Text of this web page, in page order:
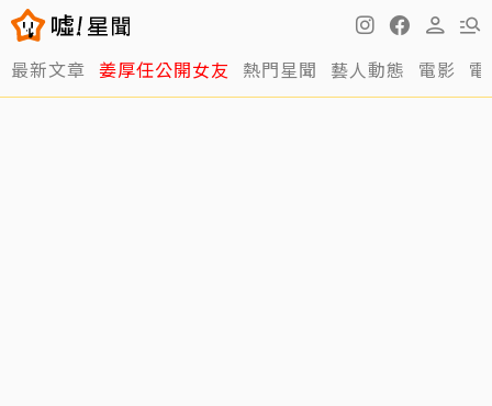
最新文章 姜厚任公開女友 熱門星聞 藝人動態 電影